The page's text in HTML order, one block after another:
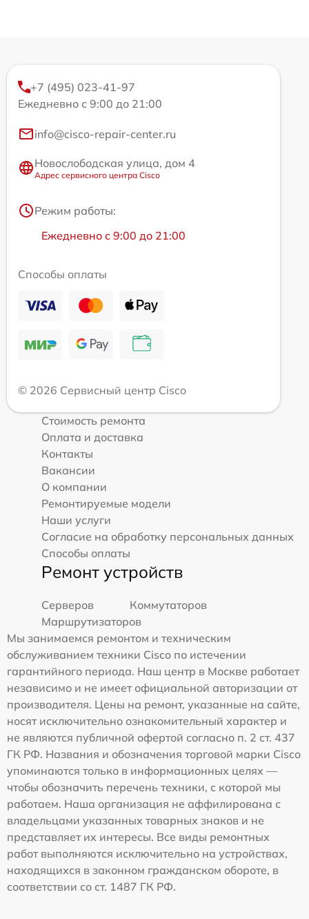
+7 (495) 023-41-97
Ежедневно с 9:00 до 21:00
info@cisco-repair-center.ru
Новослободская улица, дом 4
Адрес сервисного центра Cisco
Режим работы:
Ежедневно с 9:00 до 21:00
Способы оплаты
© 2026 Сервисный центр Cisco
Стоимость ремонта
Оплата и доставка
Контакты
Вакансии
О компании
Ремонтируемые модели
Наши услуги
Согласие на обработку персональных данных
Способы оплаты
Ремонт устройств
Серверов
Коммутаторов
Маршрутизаторов
Мы занимаемся ремонтом и техническим
обслуживанием техники Cisco по истечении
гарантийного периода. Наш центр в Москве работает
независимо и не имеет официальной авторизации от
производителя. Цены на ремонт, указанные на сайте,
носят исключительно ознакомительный характер и
не являются публичной офертой согласно п. 2 ст. 437
ГК РФ. Названия и обозначения торговой марки Cisco
упоминаются только в информационных целях —
чтобы обозначить перечень техники, с которой мы
работаем. Наша организация не аффилирована с
владельцами указанных товарных знаков и не
представляет их интересы. Все виды ремонтных
работ выполняются исключительно на устройствах,
находящихся в законном гражданском обороте, в
соответствии со ст. 1487 ГК РФ.